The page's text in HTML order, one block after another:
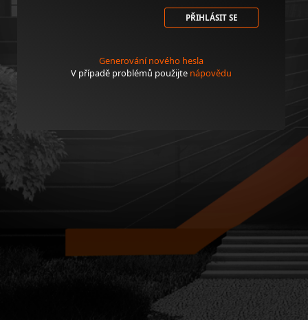
PŘIHLÁSIT SE
Generování nového hesla
V případě problémů použijte nápovědu